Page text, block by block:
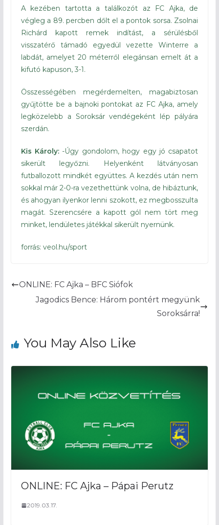
A kezében tartotta a találkozót az FC Ajka, de
végleg a 89. percben dőlt el a pontok sorsa. Zsolnai
Richárd kapott remek indítást, a sérülésből
visszatérő támadó egyedül vezette Winterre a
labdát, amelyet 20 méterről elegánsan emelt át a
kifutó kapuson, 3-1.
Összességében megérdemelten, magabiztosan
gyűjtötte be a bajnoki pontokat az FC Ajka, amely
legközelebb a Soroksár vendégeként lép pályára
szerdán.
Kis Károly: -Úgy gondolom, hogy egy jó csapatot
sikerült legyőzni. Helyenként látványosan
futballozott mindkét együttes. A kezdés után nem
sokkal már 2-0-ra vezethettünk volna, de hibáztunk,
és ahogyan ilyenkor lenni szokott, ez megbosszulta
magát. Szerencsére a kapott gól nem tört meg
minket, lendületes játékkal sikerült nyernünk.
forrás: veol.hu/sport
ONLINE: FC Ajka – BFC Siófok
Jagodics Bence: Három pontért megyünk
Soroksárra!
You May Also Like
ONLINE: FC Ajka – Pápai Perutz
2019.03.17.